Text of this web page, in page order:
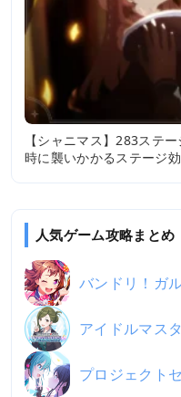
【シャニマス】283ステ
時に襲いかかるステージ
人気ゲーム攻略まとめ
バンドリ！ガ
アイドルマス
プロジェクト